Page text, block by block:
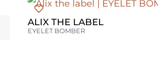
ALIX THE LABEL
EYELET BOMBER